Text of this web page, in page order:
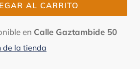
AL CARRITO
en Calle Gaztambide 50
de la tienda